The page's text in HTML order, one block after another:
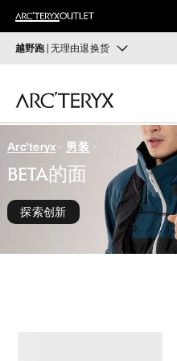
越野跑| 无理由退换货
打造全套越野跑装备
选
无理由退换货
改变主意了？ 30天内购买
开始免费退货
。
女士
男士
鞋履
装备
VEILANCE
发现
Arc'teryx 男装
BETA的面
探索创新